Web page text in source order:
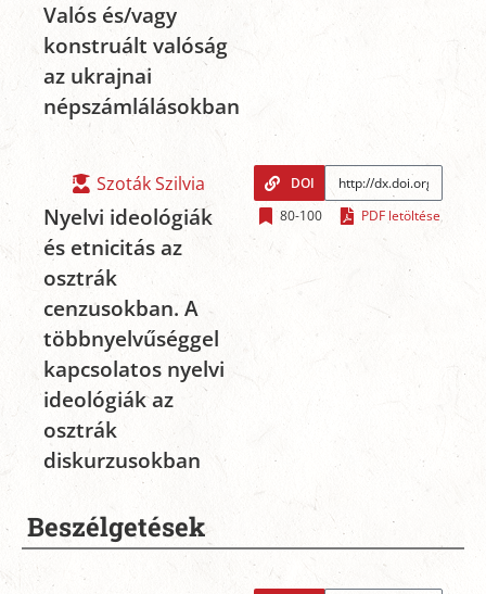
Valós és/vagy
konstruált valóság
az ukrajnai
népszámlálásokban
Szoták Szilvia
Nyelvi ideológiák
és etnicitás az
osztrák
cenzusokban. A
többnyelvűséggel
kapcsolatos nyelvi
ideológiák az
osztrák
diskurzusokban
DOI
80-100
PDF letöltése
Beszélgetések